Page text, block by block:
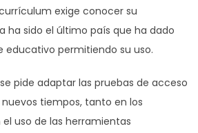
exige conocer su
ha sido el último país que ha dado
educativo permitiendo su uso.
pide adaptar las pruebas de acceso
nuevos tiempos, tanto en los
uso de las herramientas